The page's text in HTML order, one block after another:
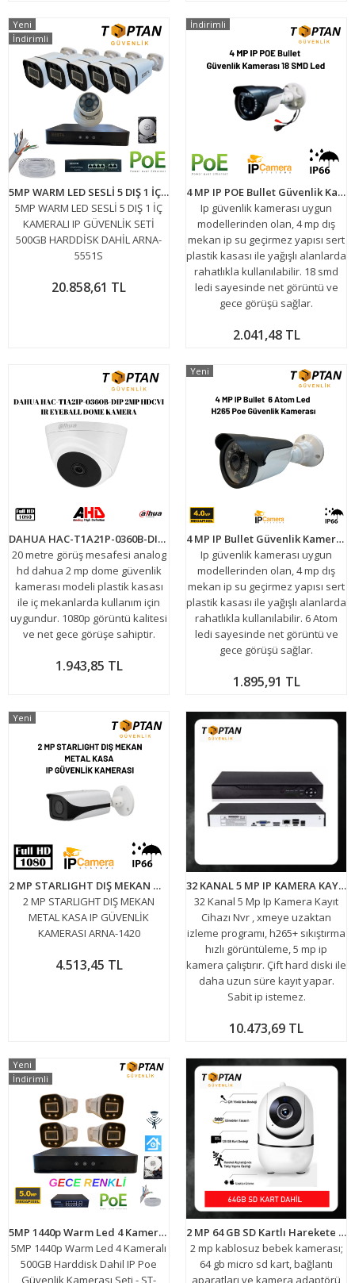
5MP WARM LED SESLİ 5 DIŞ 1 İÇ KAMERALI IP GÜVENLİK SETİ 500GB HARDDİSK DAHİL ARNA-5551S
5MP WARM LED SESLİ 5 DIŞ 1 İÇ
KAMERALI IP GÜVENLİK SETİ
500GB HARDDİSK DAHİL ARNA-
5551S
20.858,61 TL
Yeni
İndirimli
4 MP IP POE Bullet Güvenlik Kamerası 18 SMD Led ARNA-1218
Ip güvenlik kamerası uygun
modellerinden olan, 4 mp dış
mekan ip su geçirmez yapısı sert
plastik kasası ile yağışlı alanlarda
rahatlıkla kullanılabilir. 18 smd
ledi sayesinde net görüntü ve
gece görüşü sağlar.
2.041,48 TL
İndirimli
DAHUA HAC-T1A21P-0360B-DIP 2MP HDCVI IR EYEBALL DOME KAMERA
20 metre görüş mesafesi analog
hd dahua 2 mp dome güvenlik
kamerası modeli plastik kasası
ile iç mekanlarda kullanım için
uygundur. 1080p görüntü kalitesi
ve net gece görüşe sahiptir.
1.943,85 TL
4 MP IP Bullet Güvenlik Kamerası 6 Atom Led H265 Poe ARNA-1418
Ip güvenlik kamerası uygun
modellerinden olan, 4 mp dış
mekan ip su geçirmez yapısı sert
plastik kasası ile yağışlı alanlarda
rahatlıkla kullanılabilir. 6 Atom
ledi sayesinde net görüntü ve
gece görüşü sağlar.
1.895,91 TL
Yeni
2 MP STARLIGHT DIŞ MEKAN METAL KASA IP GÜVENLİK KAMERASI ARNA-1420
2 MP STARLIGHT DIŞ MEKAN
METAL KASA IP GÜVENLİK
KAMERASI ARNA-1420
4.513,45 TL
Yeni
32 KANAL 5 MP IP KAMERA KAYIT CİHAZI NVR 8232 XMEYE
32 Kanal 5 Mp Ip Kamera Kayıt
Cihazı Nvr , xmeye uzaktan
izleme programı, h265+ sıkıştırma
hızlı görüntüleme, 5 mp ip
kamera çalıştırır. Çift hard diski ile
daha uzun süre kayıt yapar.
Sabit ip istemez.
10.473,69 TL
5MP 1440p Warm Led 4 Kameralı 500GB Harddisk Dahil IP Poe Güvenlik Kamerası Seti - ST-54500W
5MP 1440p Warm Led 4 Kameralı
500GB Harddisk Dahil IP Poe
Güvenlik Kamerası Seti - ST-
Yeni
İndirimli
2 MP 64 GB SD Kartlı Harekete Duyarlı Bebek Takip Kamerası ARNA-1464
2 mp kablosuz bebek kamerası;
64 gb micro sd kart, bağlantı
aparatları ve kamera adaptörü